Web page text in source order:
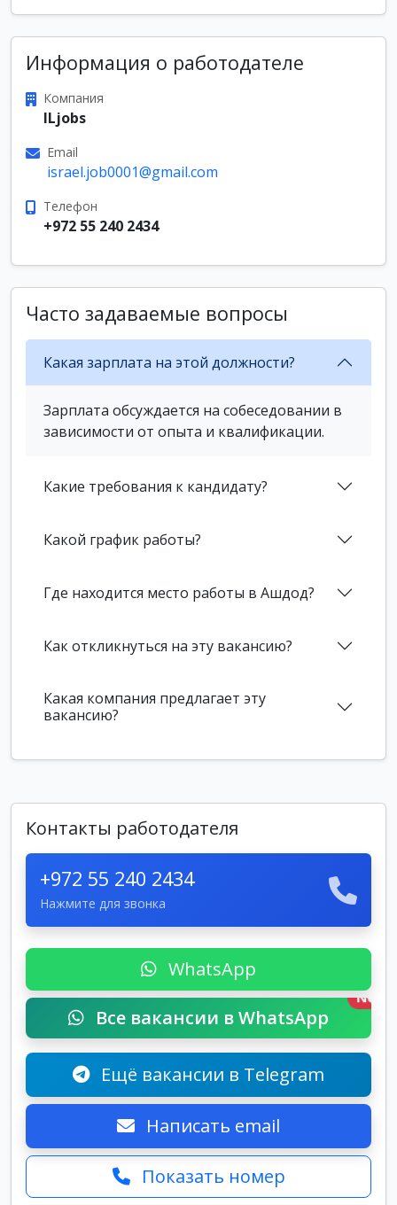
Информация о работодателе
Компания
ILjobs
Email
israel.job0001@gmail.com
Телефон
+972 55 240 2434
Часто задаваемые вопросы
Какая зарплата на этой должности?
Зарплата обсуждается на собеседовании в
зависимости от опыта и квалификации.
Какие требования к кандидату?
Какой график работы?
Где находится место работы в Ашдод?
Как откликнуться на эту вакансию?
Какая компания предлагает эту
вакансию?
Контакты работодателя
+972 55 240 2434
Нажмите для звонка
WhatsApp
Все вакансии в WhatsApp
New
Ещё вакансии в Telegram
Написать email
Показать номер